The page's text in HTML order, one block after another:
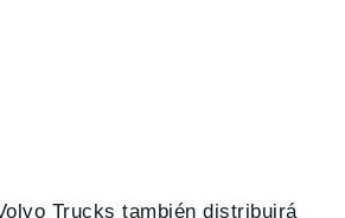
Trucks también distribuirá